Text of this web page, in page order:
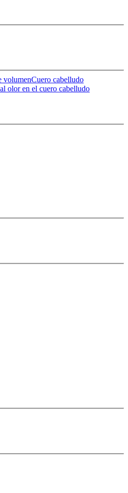
volumenCuero cabelludo
olor en el cuero cabelludo